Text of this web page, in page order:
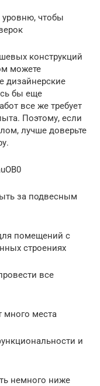
чтобы
конструкций
можете
дизайнерские
бы еще
все же требует
Поэтому, если
лучше доверьте
за подвесным
помещений с
строениях
все
много места
и
немного ниже